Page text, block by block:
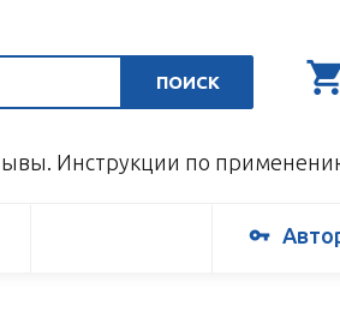
ПОИСК
Инструкции по